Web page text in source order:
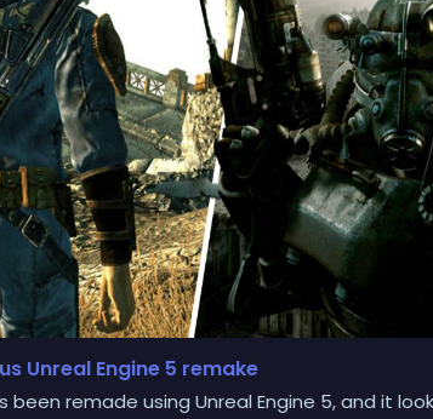
Unreal Engine 5 remake
been remade using Unreal Engine 5, and it